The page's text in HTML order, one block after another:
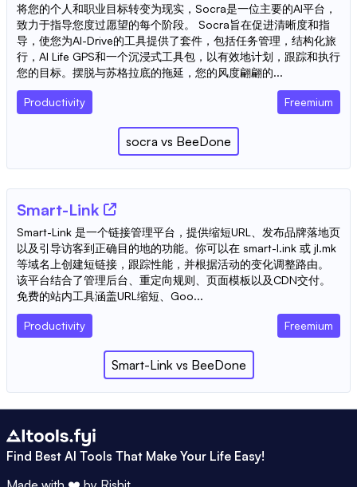
将您的个人和职业目标转变为现实，Socra是一位主要的AI平台，
致力于指导您度过愿望的每个阶段。 Socra旨在促进清晰度和指
导，使您为AI-Drive的工具提供了套件，包括任务管理，结构化旅
行，AI Life GPS和一个沉浸式工具包，以有效地计划，跟踪和执行
您的目标。摆脱与苏格拉底的拖延，您的风度翩翩的...
Productivity Freemium
socra vs BeeDone
Smart-Link
Smart-Link 是一个链接管理平台，提供缩短URL、发布品牌落地页
以及引导访客到正确目的地的功能。你可以在 smart-l.ink 或 jl.mk
等域名上创建短链接，跟踪性能，并根据活动的变化调整路由。
该平台结合了管理后台、重定向规则、页面模板以及CDN交付。
免费的站内工具涵盖URL缩短、Goo...
Productivity Freemium
Smart-Link vs BeeDone
Find Best AI Tools That Make Your Life Easy!